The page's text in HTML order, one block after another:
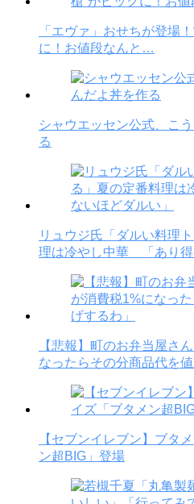
「エヴァ」おせちが登場
に！お値段なんと…
シャウエッセン公式、こ
る
リュウジ氏「ダルい料理
理は冷やし中華 「あり得
【悲報】町のお弁当屋さ
なったらその分商品代を値
【セブンイレブン】ブタ
ン超BIG」登場